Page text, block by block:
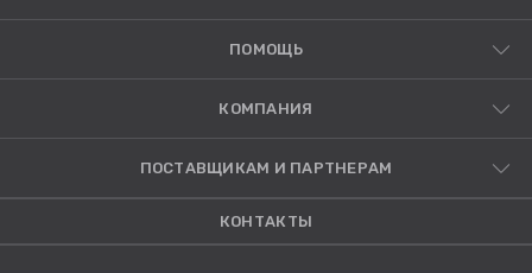
ПОМОЩЬ
КОМПАНИЯ
ПОСТАВЩИКАМ И ПАРТНЕРАМ
КОНТАКТЫ